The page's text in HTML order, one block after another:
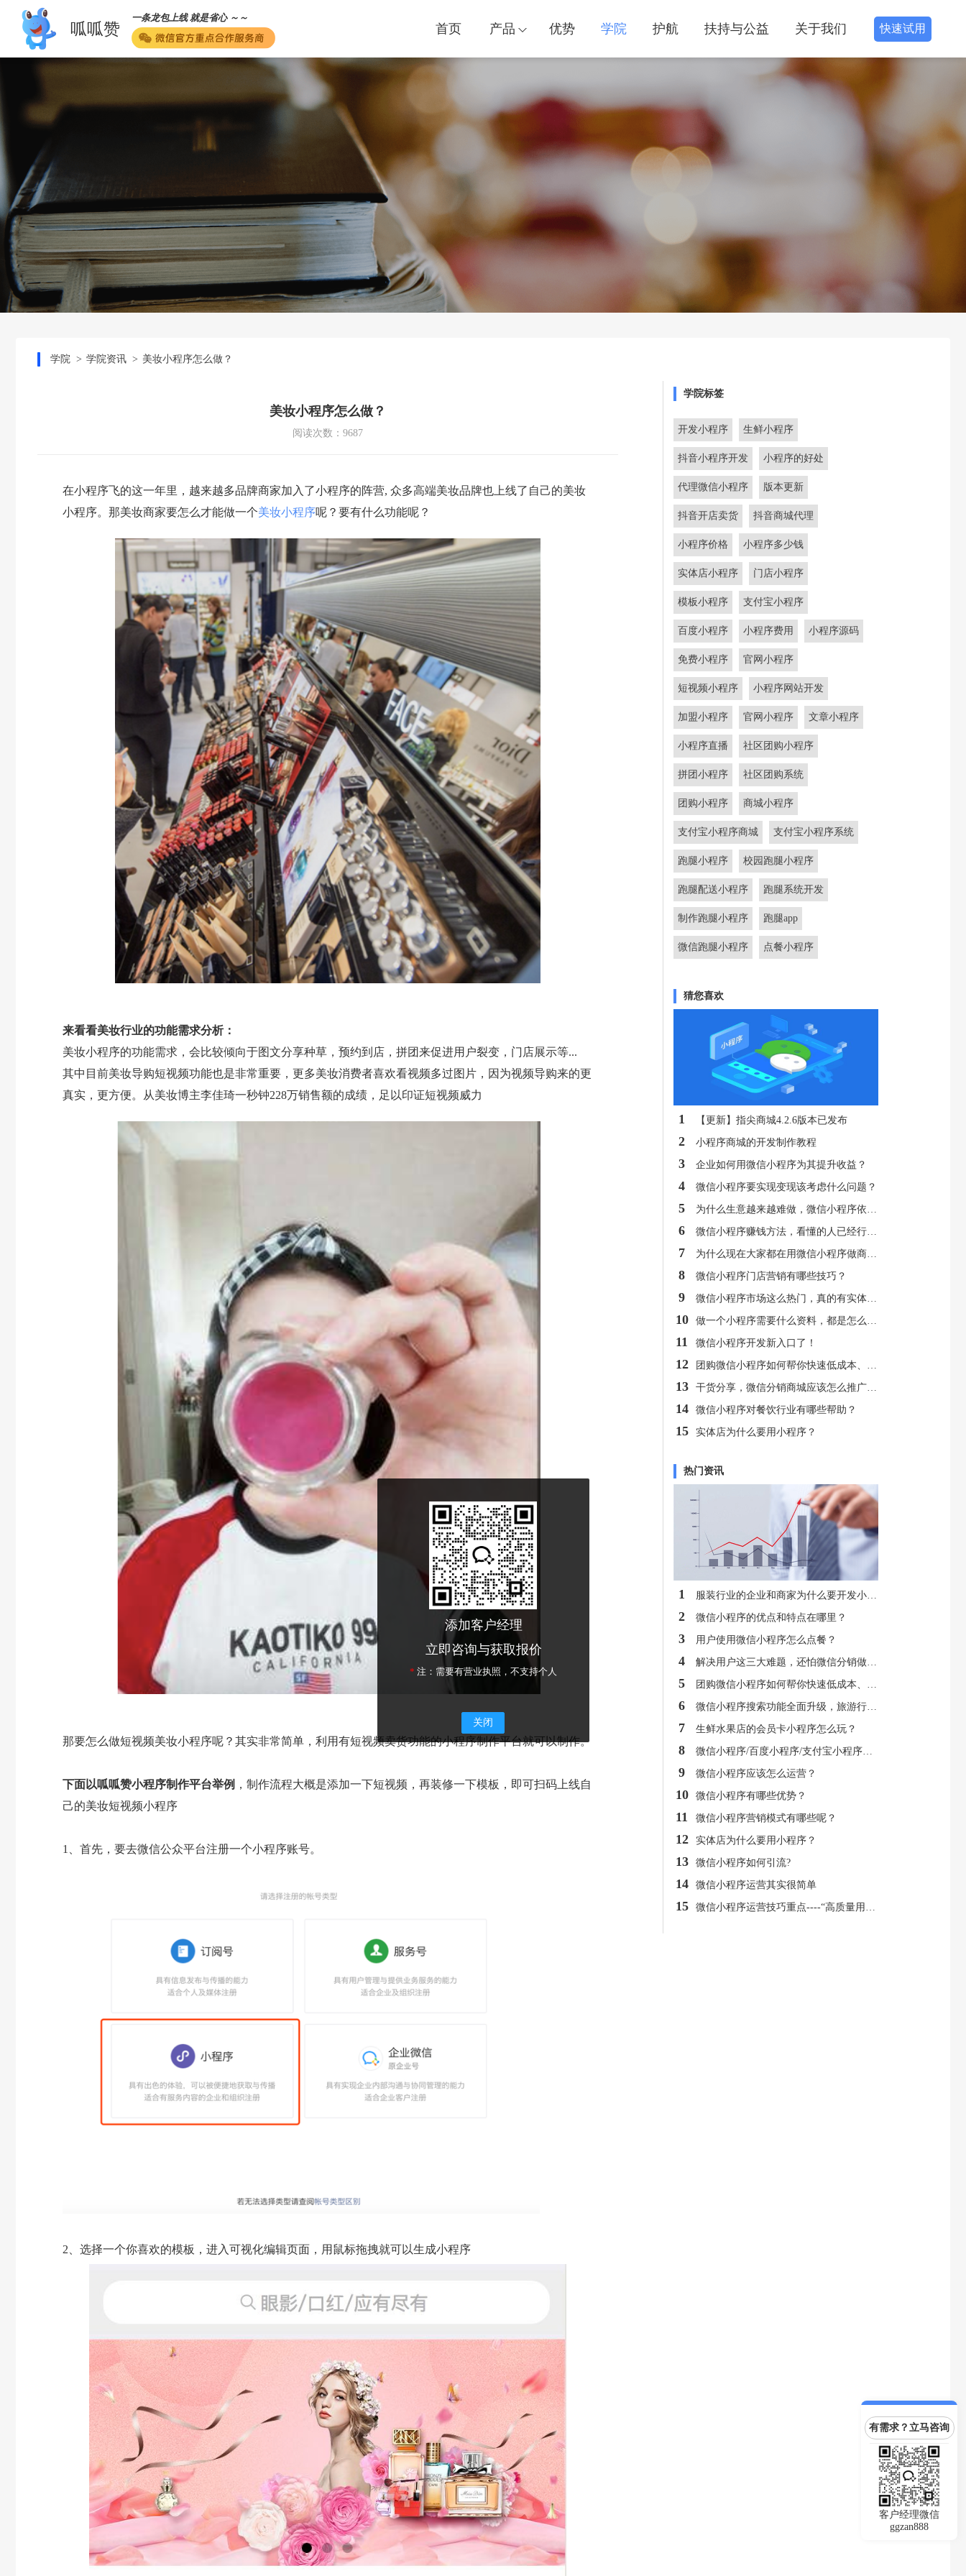
呱呱赞
一条龙包上线 就是省心 ～～
首页 产品 优势 学院 护航 扶持与公益 关于我们 快速试用
学院 学院资讯 美妆小程序怎么做？
美妆小程序怎么做？
阅读次数：9687
在小程序飞的这一年里，越来越多品牌商家加入了小程序的阵营, 众多高端美妆品牌也上线了自己的美妆
小程序。那美妆商家要怎么才能做一个美妆小程序呢？要有什么功能呢？
来看看美妆行业的功能需求分析：
美妆小程序的功能需求，会比较倾向于图文分享种草，预约到店，拼团来促进用户裂变，门店展示等...
其中目前美妆导购短视频功能也是非常重要，更多美妆消费者喜欢看视频多过图片，因为视频导购来的更
真实，更方便。从美妆博主李佳琦一秒钟228万销售额的成绩，足以印证短视频威力
那要怎么做短视频美妆小程序呢？其实非常简单，利用有短视频卖货功能的小程序制作平台就可以制作。
下面以呱呱赞小程序制作平台举例 ，制作流程大概是添加一下短视频，再装修一下模板，即可扫码上线自
己的美妆短视频小程序
1、首先，要去微信公众平台注册一个小程序账号。
2、选择一个你喜欢的模板，进入可视化编辑页面，用鼠标拖拽就可以生成小程序
学院标签
开发小程序 生鲜小程序
抖音小程序开发 小程序的好处
代理微信小程序 版本更新
抖音开店卖货 抖音商城代理
小程序价格 小程序多少钱
实体店小程序 门店小程序
模板小程序 支付宝小程序
百度小程序 小程序费用 小程序源码
免费小程序 官网小程序
短视频小程序 小程序网站开发
加盟小程序 官网小程序 文章小程序
小程序直播 社区团购小程序
拼团小程序 社区团购系统
团购小程序 商城小程序
支付宝小程序商城 支付宝小程序系统
跑腿小程序 校园跑腿小程序
跑腿配送小程序 跑腿系统开发
制作跑腿小程序 跑腿app
微信跑腿小程序 点餐小程序
猜您喜欢
1 【更新】指尖商城4.2.6版本已发布
2 小程序商城的开发制作教程
3 企业如何用微信小程序为其提升收益？
4 微信小程序要实现变现该考虑什么问题？
5
6
7
8 微信小程序门店营销有哪些技巧？
9
10
11 微信小程序开发新入口了！
12
13
14 微信小程序对餐饮行业有哪些帮助？
15 实体店为什么要用小程序？
热门资讯
1
2 微信小程序的优点和特点在哪里？
3 用户使用微信小程序怎么点餐？
4
5
6
7 生鲜水果店的会员卡小程序怎么玩？
8
9 微信小程序应该怎么运营？
10 微信小程序有哪些优势？
11 微信小程序营销模式有哪些呢？
12 实体店为什么要用小程序？
13 微信小程序如何引流?
14 微信小程序运营其实很简单
15
有需求？立马咨询
客户经理微信
ggzan888
添加客户经理
立即咨询与获取报价
* 注：需要有营业执照，不支持个人
关闭